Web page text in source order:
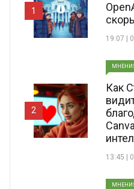
19:07 |
1
Как
13:45 |
2